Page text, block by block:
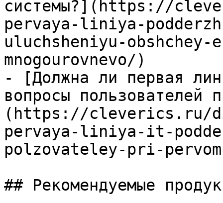
системы?](https://
pervaya-liniya-
uluchsheniyu-
mnogourovnevo/)
- [Должна ли первая
вопросы пользователей
(https://cleverics.ru/
pervaya-liniya-it-
polzovateley-pri-
## Рекомендуемые